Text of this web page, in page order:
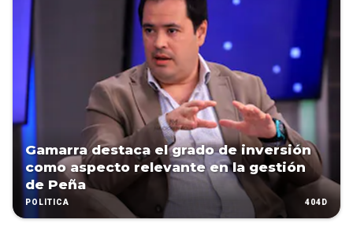
Gamarra destaca el grado de inversión
como aspecto relevante en la gestión
de Peña
POLÍTICA 404D